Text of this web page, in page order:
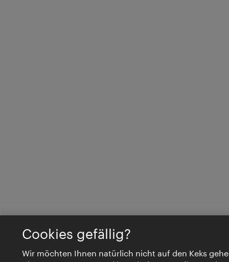
Cookies gefällig?
Wir möchten Ihnen natürlich nicht auf den Keks